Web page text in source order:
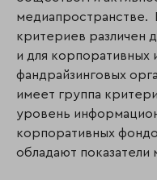
медиапространстве.
критериев различен
и для корпоративных
фандрайзинговых
имеет группа
уровень
корпоративных
обладают показатели